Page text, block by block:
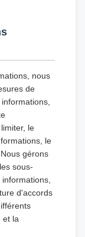
nous
de
le
le
gérons
sous-
d'accords
et la